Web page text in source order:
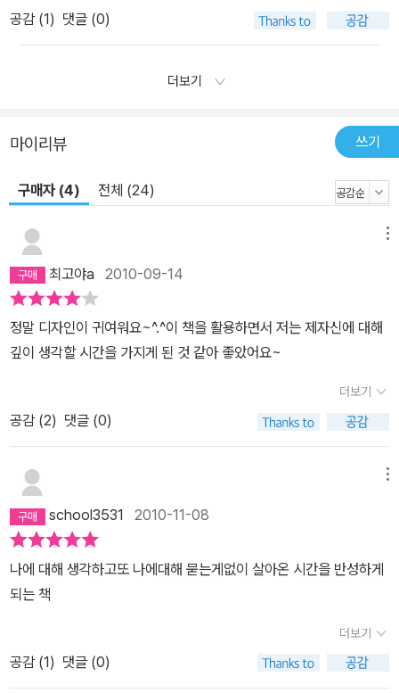
공감 (1) 댓글 (0)
더보기
마이리뷰 쓰기
구매자 (4) 전체 (24)
최고야a 2010-09-14
정말 디자인이 귀여워요~^.^이 책을 활용하면서 저는 제자신에 대해
깊이 생각할 시간을 가지게 된 것 같아 좋았어요~
더보기
공감 (2) 댓글 (0)
school3531 2010-11-08
나에 대해 생각하고또 나에대해 묻는게없이 살아온 시간을 반성하게
되는 책
더보기
공감 (1) 댓글 (0)